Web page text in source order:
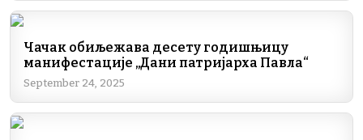
Чачак обиљежава десету годишњицу
манифестације „Дани патријарха Павла“
September 24, 2025